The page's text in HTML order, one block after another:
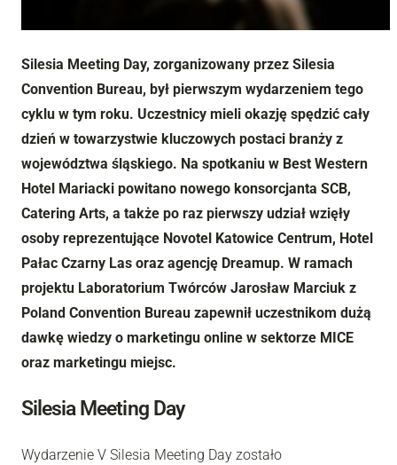
Silesia Meeting Day, zorganizowany przez Silesia
Convention Bureau, był pierwszym wydarzeniem tego
cyklu w tym roku. Uczestnicy mieli okazję spędzić cały
dzień w towarzystwie kluczowych postaci branży z
województwa śląskiego. Na spotkaniu w Best Western
Hotel Mariacki powitano nowego konsorcjanta SCB,
Catering Arts, a także po raz pierwszy udział wzięły
osoby reprezentujące Novotel Katowice Centrum, Hotel
Pałac Czarny Las oraz agencję Dreamup. W ramach
projektu Laboratorium Twórców Jarosław Marciuk z
Poland Convention Bureau zapewnił uczestnikom dużą
dawkę wiedzy o marketingu online w sektorze MICE
oraz marketingu miejsc.
Silesia Meeting Day
Wydarzenie V Silesia Meeting Day zostało